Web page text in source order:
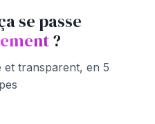
se passe
?
et transparent, en 5